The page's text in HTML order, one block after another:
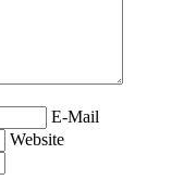
E-Mail
Website